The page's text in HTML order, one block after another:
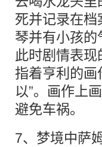
死并记录在
琴并有小孩
此时剧情表
指着亨利的画
以”。画作上
避免车祸
7、梦境中萨